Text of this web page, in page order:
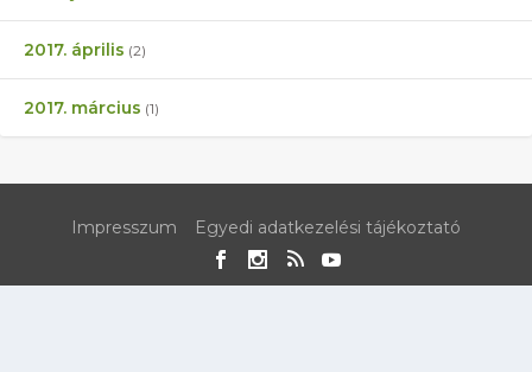
2017. április (2)
2017. március (1)
Impresszum Egyedi adatkezelési tájékoztató